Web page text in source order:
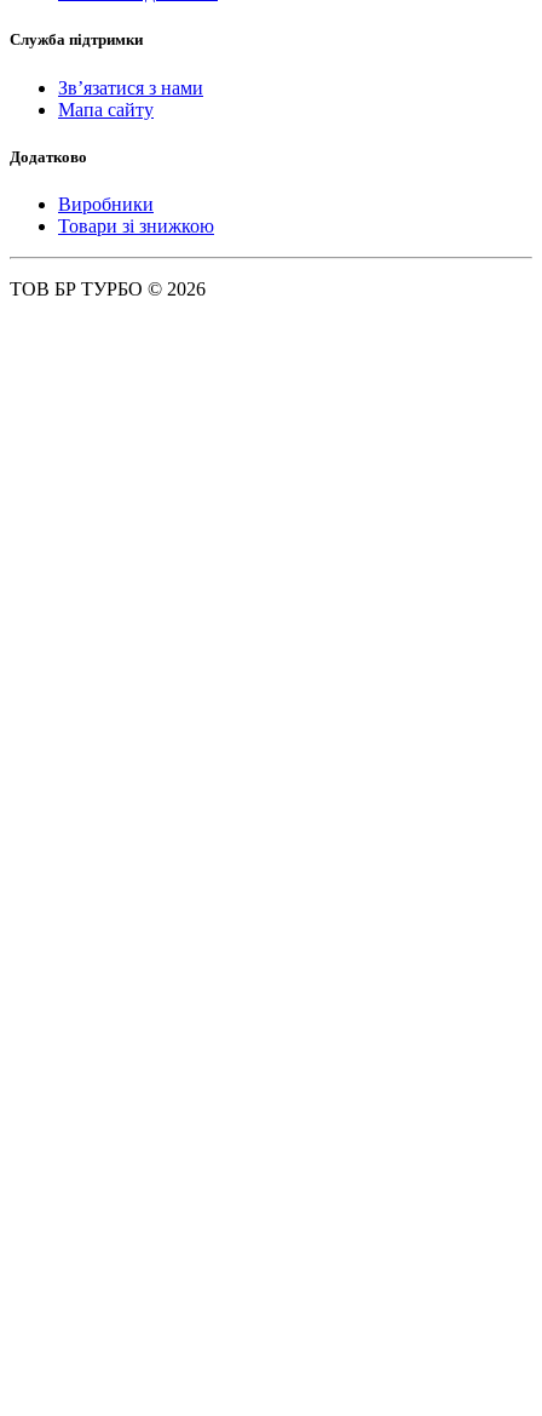
Служба підтримки
Зв’язатися з нами
Мапа сайту
Додатково
Виробники
Товари зі знижкою
ТОВ БР ТУРБО © 2026